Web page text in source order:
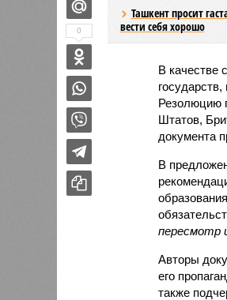
Ташкент просит
вести себя хорошо
В качестве
Резолюцию
Штатов,
документа
В
пересмотр
Авторы
его
также
0